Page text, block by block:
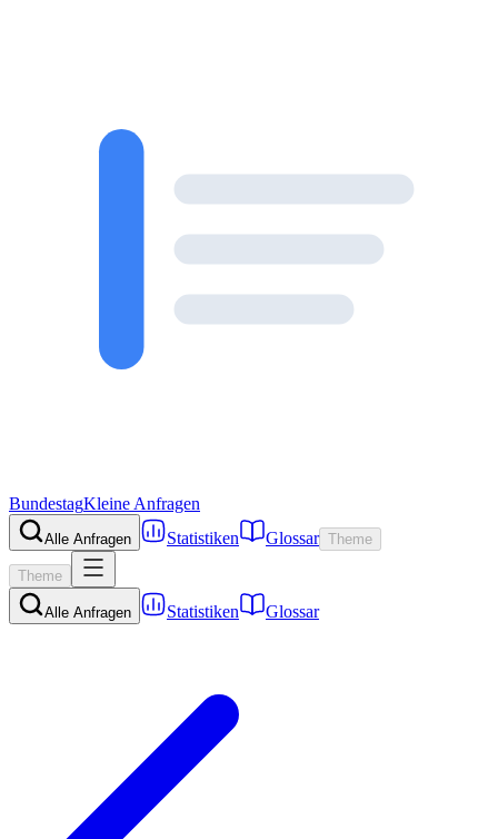
BundestagKleine Anfragen
Alle Anfragen Statistiken Glossar Theme
Theme
Alle Anfragen Statistiken Glossar